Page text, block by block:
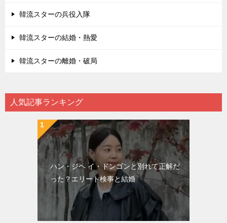
韓流スターの兵役入隊
韓流スターの結婚・熱愛
韓流スターの離婚・破局
人気記事ランキング
ハン・ジヘ イ・ドンゴンと別れて正解だ
った？エリート検事と結婚